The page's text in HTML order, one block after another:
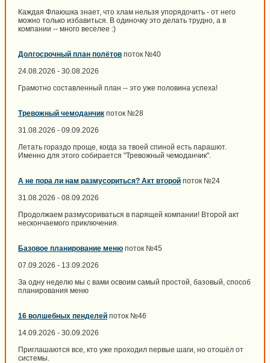
Каждая Флаюшка знает, что хлам нельзя упорядочить - от него
можно только избавиться. В одиночку это делать трудно, а в
компании -- много веселее :)
Долгосрочный план полётов поток №40
24.08.2026 - 30.08.2026
Грамотно составленный план -- это уже половина успеха!
Тревожный чемоданчик поток №28
31.08.2026 - 09.09.2026
Летать гораздо проще, когда за твоей спиной есть парашют.
Именно для этого собирается "Тревожный чемоданчик".
А не пора ли нам размусориться? Акт второй поток №24
31.08.2026 - 08.09.2026
Продолжаем размусориваться в парящей компании! Второй акт
нескончаемого приключения.
Базовое планирование меню поток №45
07.09.2026 - 13.09.2026
За одну неделю мы с вами освоим самый простой, базовый, способ
планирования меню
16 волшебных пенделей поток №46
14.09.2026 - 30.09.2026
Приглашаются все, кто уже проходил первые шаги, но отошёл от
системы.